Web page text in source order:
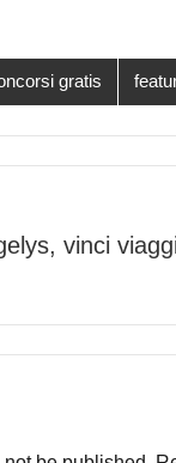
gratis
vinci